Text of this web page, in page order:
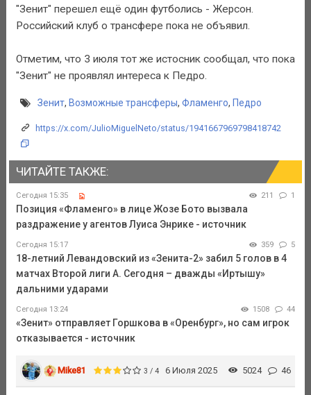
"Зенит" перешел ещё один футболись - Жерсон.
Российский клуб о трансфере пока не объявил.
Отметим, что 3 июля тот же истосник сообщал, что пока
"Зенит" не проявлял интереса к Педро.
Зенит, Возможные трансферы, Фламенго, Педро
https://x.com/JulioMiguelNeto/status/1941667969798418742
ЧИТАЙТЕ ТАКЖЕ:
Сегодня 15:35 211 1
Позиция «Фламенго» в лице Жозе Бото вызвала
раздражение у агентов Луиса Энрике - источник
Сегодня 15:17 359 5
18-летний Левандовский из «Зенита-2» забил 5 голов в 4
матчах Второй лиги А. Сегодня – дважды «Иртышу»
дальними ударами
Сегодня 13:24 1508 44
«Зенит» отправляет Горшкова в «Оренбург», но сам игрок
отказывается - источник
Mike81 3 / 4 6 Июля 2025 5024 46